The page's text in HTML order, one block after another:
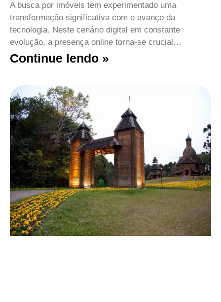
A busca por imóveis tem experimentado uma
transformação significativa com o avanço da
tecnologia. Neste cenário digital em constante
evolução, a presença online torna-se crucial…
Continue lendo »